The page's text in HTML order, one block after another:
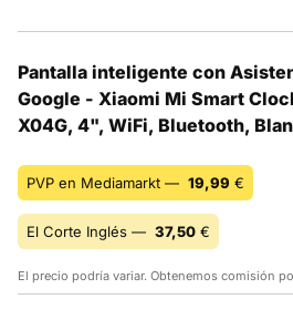
Pantalla inteligente con
Google - Xiaomi Mi Smart
X04G, 4", WiFi, Bluetooth,
PVP en Mediamarkt — 19,99 €
El Corte Inglés — 37,50 €
El precio podría variar. Obtenemos comisión